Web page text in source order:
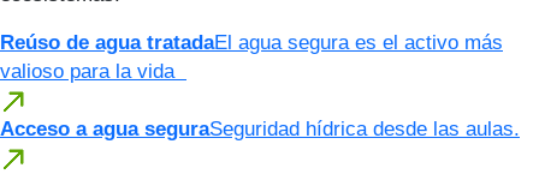
Reúso de agua tratadaEl agua segura es el activo más
valioso para la vida
Acceso a agua seguraSeguridad hídrica desde las aulas.